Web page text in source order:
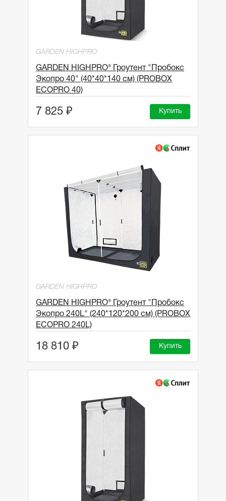
GARDEN HIGHPRO
GARDEN HIGHPRO® Гроутент "Пробокс
Экопро 40" (40*40*140 см) (PROBOX
ECOPRO 40)
7 825 ₽ Купить
GARDEN HIGHPRO
GARDEN HIGHPRO® Гроутент "Пробокс
Экопро 240L" (240*120*200 см) (PROBOX
ECOPRO 240L)
18 810 ₽ Купить